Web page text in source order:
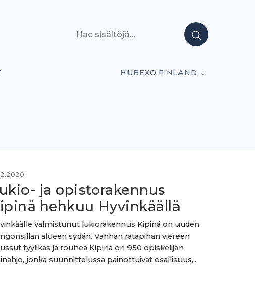
HUBEXO FINLAND
ja opistorakennus
hehkuu Hyvinkäällä
valmistunut lukiorakennus Kipinä on uuden
alueen sydän. Vanhan ratapihan viereen
tyylikäs ja rouhea Kipinä on 950 opiskelijan
jonka suunnittelussa painottuivat osallisuus,...